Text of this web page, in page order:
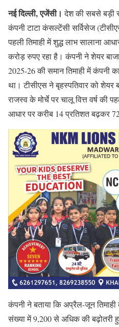
नई दिल्ली, एजेंसी। देश की सबसे बड़ी
कंपनी टाटा कंसल्टेंसी सर्विसेज
पहली तिमाही में शुद्ध लाभ सालाना
करोड़ रुपए रहा है। कंपनी ने शेयर
2025-26 की समान तिमाही में कंपनी
था। टीसीएस ने बृहस्पतिवार को शेयर
राजस्व के मोर्चे पर चालू वित्त वर्ष की
आधार पर करीब 14 प्रतिशत बढ़कर
कंपनी ने बताया कि अप्रैल-जून तिमाही
संख्या में 9,200 से अधिक की